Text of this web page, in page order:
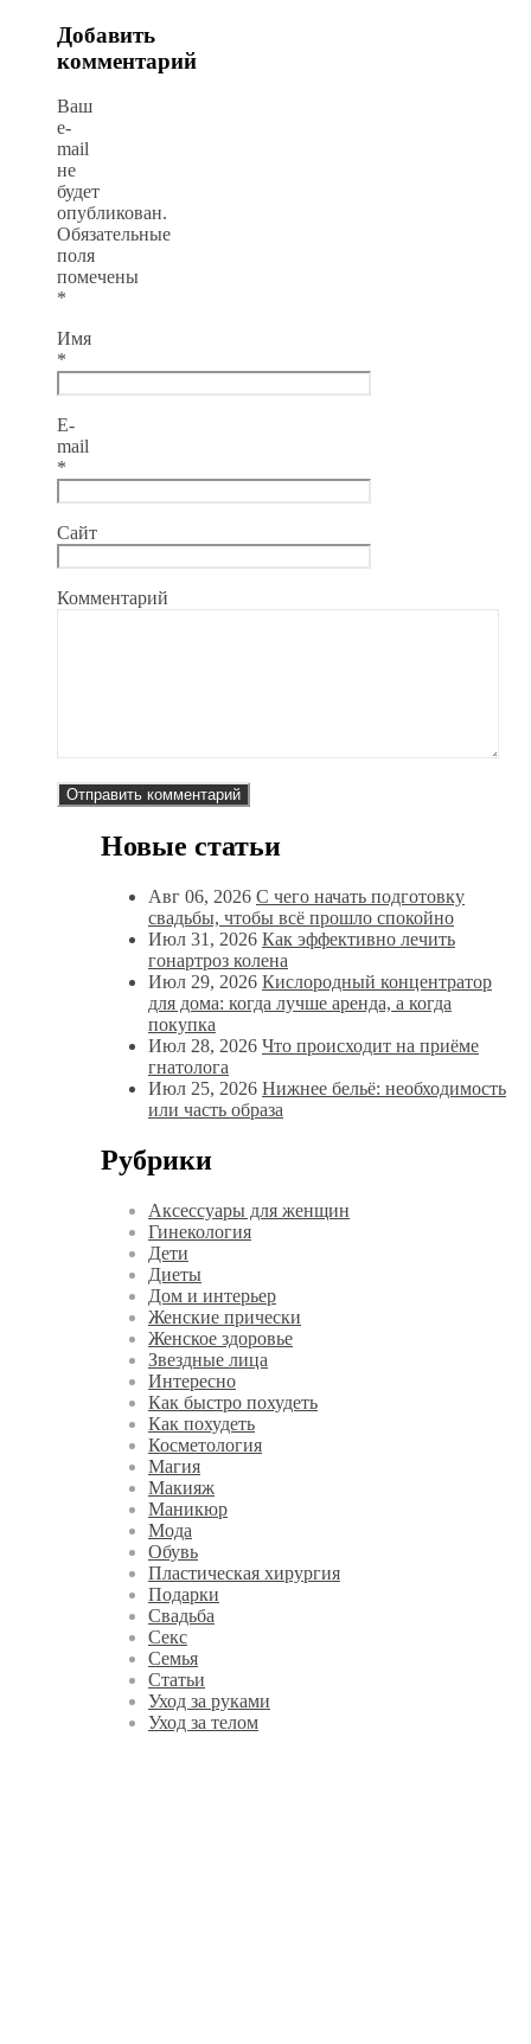
Добавить
комментарий
Ваш
e-
mail
не
будет
опубликован.
Обязательные
поля
помечены
*
Имя
*
E-
mail
*
Сайт
Комментарий
Новые статьи
Авг 06, 2026 С чего начать подготовку
свадьбы, чтобы всё прошло спокойно
Июл 31, 2026 Как эффективно лечить
гонартроз колена
Июл 29, 2026 Кислородный концентратор
для дома: когда лучше аренда, а когда
покупка
Июл 28, 2026 Что происходит на приёме
гнатолога
Июл 25, 2026 Нижнее бельё: необходимость
или часть образа
Рубрики
Аксессуары для женщин
Гинекология
Дети
Диеты
Дом и интерьер
Женские прически
Женское здоровье
Звездные лица
Интересно
Как быстро похудеть
Как похудеть
Косметология
Магия
Макияж
Маникюр
Мода
Обувь
Пластическая хирургия
Подарки
Свадьба
Секс
Семья
Статьи
Уход за руками
Уход за телом